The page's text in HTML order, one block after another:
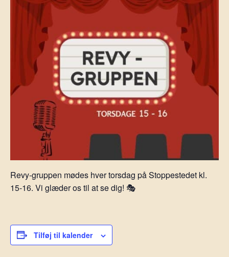
Revy-gruppen mødes hver torsdag på Stoppestedet kl.
15-16. Vi glæder os til at se dig! 🎭
Tilføj til kalender